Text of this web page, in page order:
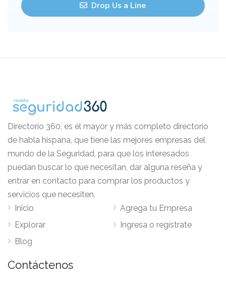
Drop Us a Line
Directorio 360, es el mayor y más completo directorio
de habla hispana, que tiene las mejores empresas del
mundo de la Seguridad, para que los interesados
puedan buscar lo que necesitan, dar alguna reseña y
entrar en contacto para comprar los productos y
servicios que necesiten.
Inicio
Explorar
Blog
Agrega tu Empresa
Ingresa o regístrate
Contáctenos